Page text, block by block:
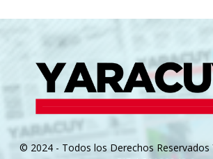
© 2024 - Todos los Derechos Reservados